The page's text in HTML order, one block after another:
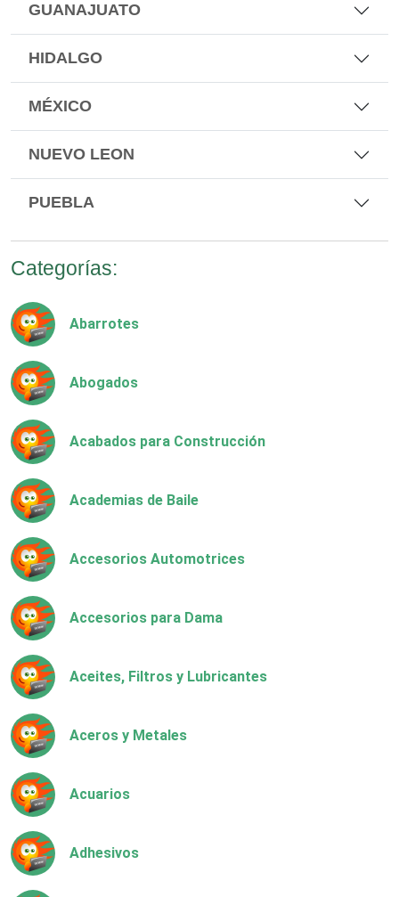
GUANAJUATO
HIDALGO
MÉXICO
NUEVO LEON
PUEBLA
Categorías:
Abarrotes
Abogados
Acabados para Construcción
Academias de Baile
Accesorios Automotrices
Accesorios para Dama
Aceites, Filtros y Lubricantes
Aceros y Metales
Acuarios
Adhesivos